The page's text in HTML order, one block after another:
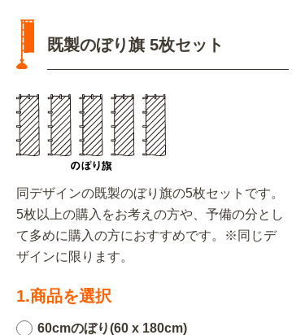
既製のぼり旗 5枚セット
同デザインの既製のぼり旗の5枚セットです。
5枚以上の購入をお考えの方や、予備の分とし
て多めに購入の方におすすめです。※同じデ
ザインに限ります。
1.商品を選択
60cmのぼり(60 x 180cm)